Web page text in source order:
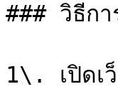
### วิธีก
1\. เปิดเ